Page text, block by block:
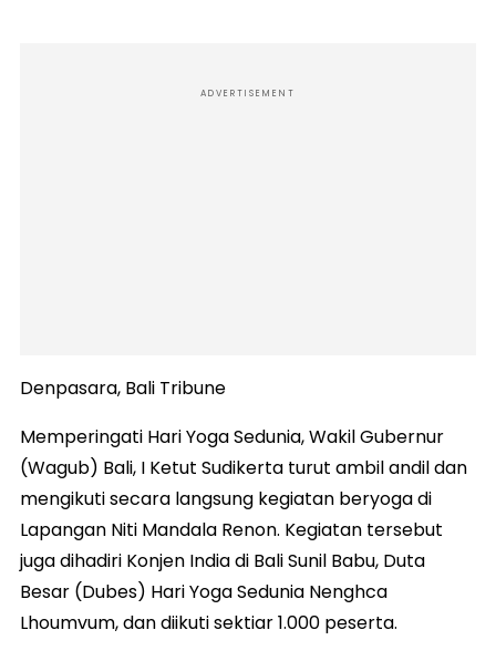
ADVERTISEMENT
Denpasara, Bali Tribune
Memperingati Hari Yoga Sedunia, Wakil Gubernur
(Wagub) Bali, I Ketut Sudikerta turut ambil andil dan
mengikuti secara langsung kegiatan beryoga di
Lapangan Niti Mandala Renon. Kegiatan tersebut
juga dihadiri Konjen India di Bali Sunil Babu, Duta
Besar (Dubes) Hari Yoga Sedunia Nenghca
Lhoumvum, dan diikuti sektiar 1.000 peserta.